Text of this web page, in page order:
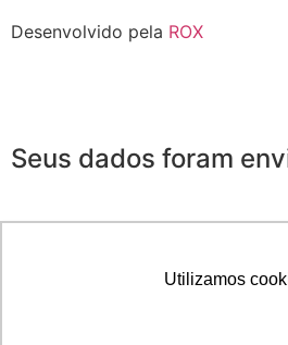
Utilizamos
Desenvolvido pela ROX
Seus dados foram
Duvidas, fale conosco pelo e-